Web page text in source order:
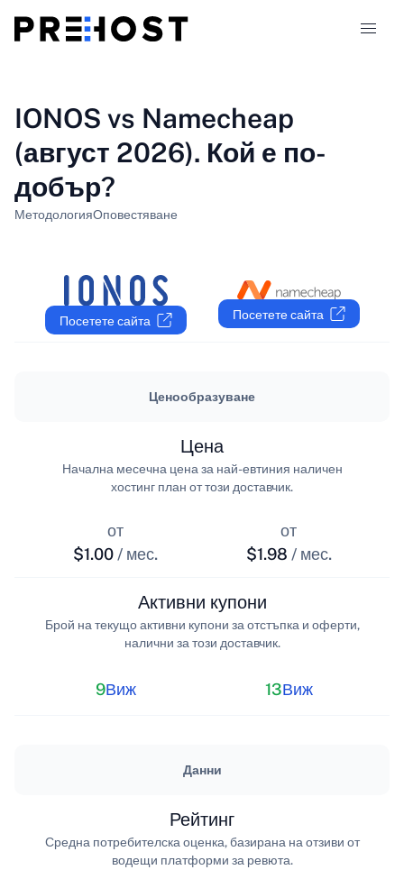
Сравнения
Купони 318
BG
IONOS vs Namecheap
(август 2026). Кой е по-
добър?
МетодологияОповестяване
Посетете сайта Посетете сайта
Ценообразуване
от
$1.00 / мес.
Цена
Начална месечна цена за най-евтиния наличен
хостинг план от този доставчик.
от
$1.98 / мес.
9Виж
Активни купони
Брой на текущо активни купони за отстъпка и оферти,
налични за този доставчик.
13Виж
Данни
Рейтинг
Средна потребителска оценка, базирана на отзиви от
водещи платформи за ревюта.